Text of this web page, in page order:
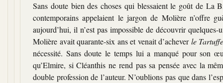
Sans doute bien des choses qui blessaient le goût de La
contemporains appelaient le jargon de Molière n’offre
aujourd’hui, il n’est pas impossible de découvrir
Molière avait quarante-six ans et venait d’acheverle Tartuffe
nécessité. Sans doute le temps lui a manqué pour son
qu’Elmire, si Cléanthis ne rend pas sa pensée avec la
double profession de l’auteur. N’oublions pas que dans